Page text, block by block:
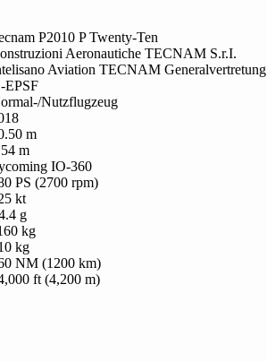
P2010 P Twenty-Ten
Aeronautiche TECNAM S.r.I.
Aviation TECNAM Generalvertretung
EPSF
Nutzflugzeug
m
m
IO-360
PS (2700 rpm)
kt
g
kg
kg
NM (1200 km)
ft (4,200 m)